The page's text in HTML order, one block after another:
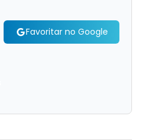
Favoritar no Google